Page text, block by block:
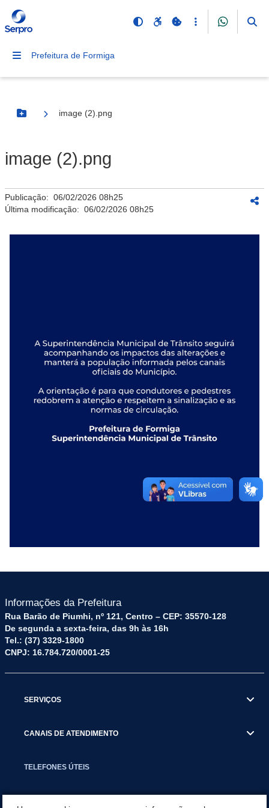
Prefeitura de Formiga
Botão Menu
image (2).png
image (2).png
Publicação: 06/02/2026 08h25
Última modificação: 06/02/2026 08h25
Informações da Prefeitura
Rua Barão de Piumhi, nº 121, Centro – CEP: 35570-128
De segunda a sexta-feira, das 9h às 16h
Tel.: (37) 3329-1800
CNPJ: 16.784.720/0001-25
SERVIÇOS
CANAIS DE ATENDIMENTO
TELEFONES ÚTEIS